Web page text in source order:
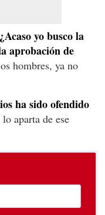
¿Acaso yo busco la
aprobación de
hombres, ya no
ha sido ofendido
aparta de ese